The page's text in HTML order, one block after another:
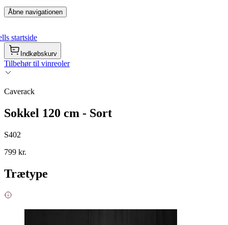
Åbne navigationen
startside
Indkøbskurv
Tilbehør til vinreoler
Caverack
Sokkel 120 cm - Sort
S402
799 kr.
Trætype